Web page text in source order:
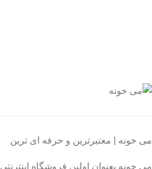
می خونه | معتبرترین و حرفه ای ترین
می خونه بعنوان اولین فروشگاه اینترنتی